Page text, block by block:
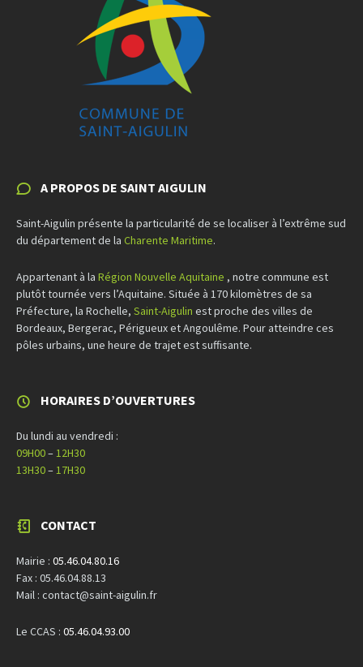
A PROPOS DE SAINT AIGULIN
Saint-Aigulin présente la particularité de se localiser à l’extrême sud
du département de la Charente Maritime.
Appartenant à la Région Nouvelle Aquitaine , notre commune est
plutôt tournée vers l’Aquitaine. Située à 170 kilomètres de sa
Préfecture, la Rochelle, Saint-Aigulin est proche des villes de
Bordeaux, Bergerac, Périgueux et Angoulême. Pour atteindre ces
pôles urbains, une heure de trajet est suffisante.
HORAIRES D’OUVERTURES
Du lundi au vendredi :
09H00–12H30
13H30–17H30
CONTACT
Mairie : 05.46.04.80.16
Fax : 05.46.04.88.13
Mail : contact@saint-aigulin.fr
Le CCAS : 05.46.04.93.00